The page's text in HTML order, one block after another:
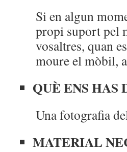
Si en algun
propi suport pel
vosaltres, quan
moure el mòbil,
QUÈ ENS HAS
Una fotografia
MATERIAL